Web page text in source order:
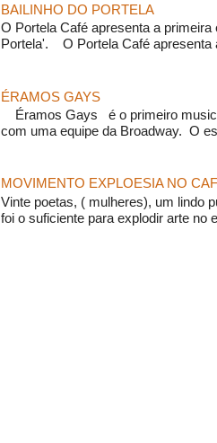
BAILINHO DO PORTELA
O Portela Café apresenta a
Portela'. O Portela Café apresenta
ÉRAMOS GAYS
Éramos Gays é o primeiro
com uma equipe da Broadway. O
MOVIMENTO EXPLOESIA NO
Vinte poetas, ( mulheres), um lindo
foi o suficiente para explodir arte no